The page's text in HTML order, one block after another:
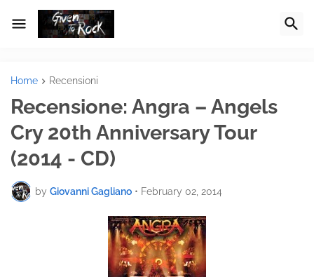
Home Recensioni
Recensione: Angra – Angels
Cry 20th Anniversary Tour
(2014 - CD)
by Giovanni Gagliano • February 02, 2014